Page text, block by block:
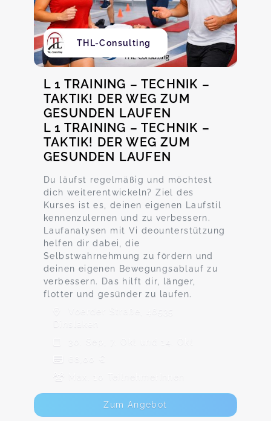
THL-Consulting
L 1 TRAINING – TECHNIK –
TAKTIK! DER WEG ZUM
GESUNDEN LAUFEN
L 1 TRAINING – TECHNIK –
TAKTIK! DER WEG ZUM
GESUNDEN LAUFEN
Du läufst regelmäßig und möchtest
dich weiterentwickeln? Ziel des
Kurses ist es, deinen eigenen Laufstil
kennenzulernen und zu verbessern.
Laufanalysen mit Vi deounterstützung
helfen dir dabei, die
Selbstwahrnehmung zu fördern und
deinen eigenen Bewegungsablauf zu
verbessern. Das hilft dir, länger,
flotter und gesünder zu laufen.
Voerder Straße, 46535
Dinslaken
30. Sep, 7. Okt und 14. Okt
68,00 €
Max. 10 TeilnehmerInnen
Zum Angebot